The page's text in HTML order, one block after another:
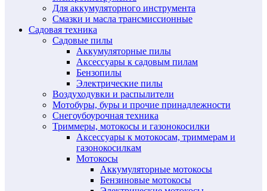
Для аккумуляторного инструмента
Смазки и масла трансмиссионные
Садовая техника
Садовые пилы
Аккумуляторные пилы
Аксессуары к садовым пилам
Бензопилы
Электрические пилы
Воздуходувки и распылители
Мотобуры, буры и прочие принадлежности
Снегоубоурочная техника
Триммеры, мотокосы и газонокосилки
Аксессуары к мотокосам, триммерам и
газонокосилкам
Мотокосы
Аккумуляторные мотокосы
Бензиновые мотокосы